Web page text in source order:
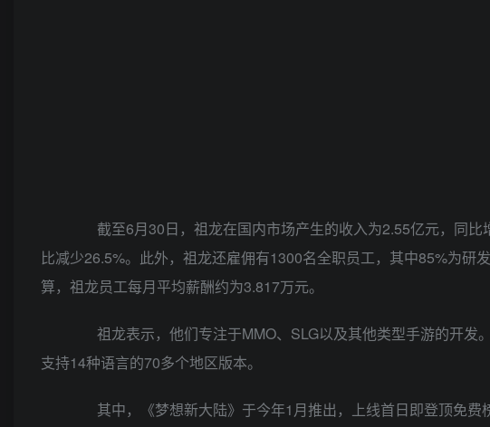
截至6月30日，祖龙在国内市场产生的收入为2.55亿元，同比
比减少26.5%。此外，祖龙还雇佣有1300名全职员工，其中85%为
算，祖龙员工每月平均薪酬约为3.817万元。
祖龙表示，他们专注于MMO、SLG以及其他类型手游的开发
支持14种语言的70多个地区版本。
其中，《梦想新大陆》于今年1月推出，上线首日即登顶免费